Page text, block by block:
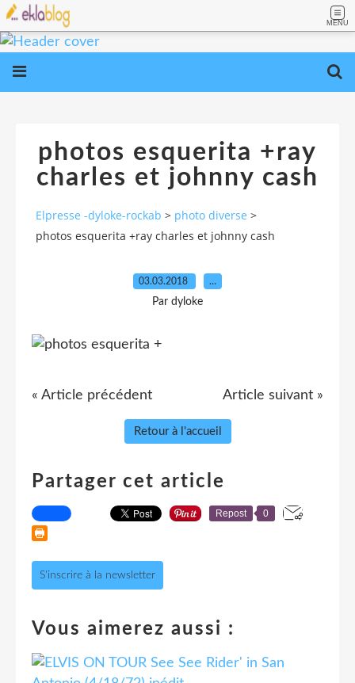
MENU
photos esquerita +ray
charles et johnny cash
Elpresse -dyloke-rockab > photo diverse >
photos esquerita +ray charles et johnny cash
03.03.2018 …
Par dyloke
« Article précédent Article suivant »
Retour à l'accueil
Partager cet article
Repost 0
S'inscrire à la newsletter
Vous aimerez aussi :